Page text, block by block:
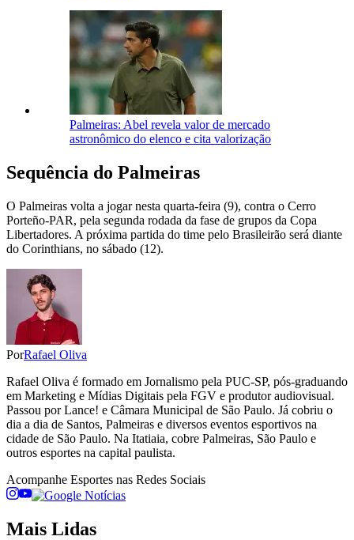
Palmeiras: Abel revela valor de mercado
astronômico do elenco e cita valorização
Sequência do Palmeiras
O Palmeiras volta a jogar nesta quarta-feira (9), contra o Cerro
Porteño-PAR, pela segunda rodada da fase de grupos da Copa
Libertadores. A próxima partida do time pelo Brasileirão será diante
do Corinthians, no sábado (12).
PorRafael Oliva
Rafael Oliva é formado em Jornalismo pela PUC-SP, pós-graduando
em Marketing e Mídias Digitais pela FGV e produtor audiovisual.
Passou por Lance! e Câmara Municipal de São Paulo. Já cobriu o
dia a dia de Santos, Palmeiras e diversos eventos esportivos na
cidade de São Paulo. Na Itatiaia, cobre Palmeiras, São Paulo e
outros esportes na capital paulista.
Acompanhe Esportes nas Redes Sociais
Mais Lidas